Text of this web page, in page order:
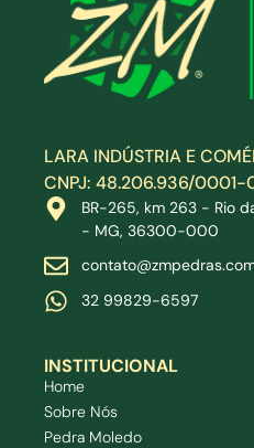
LARA INDÚSTRIA E
CNPJ: 48.206.936/0001-
BR-265, km 263 - Rio
- MG, 36300-000
32 99829-6597
INSTITUCIONAL
Home
Sobre Nós
Pedra Moledo